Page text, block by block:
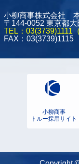
小柳商事株式会社
〒144-0052 東京都
TEL：03(3739)1111（
FAX：03(3739)1115
小柳商事
トルー採用サイト